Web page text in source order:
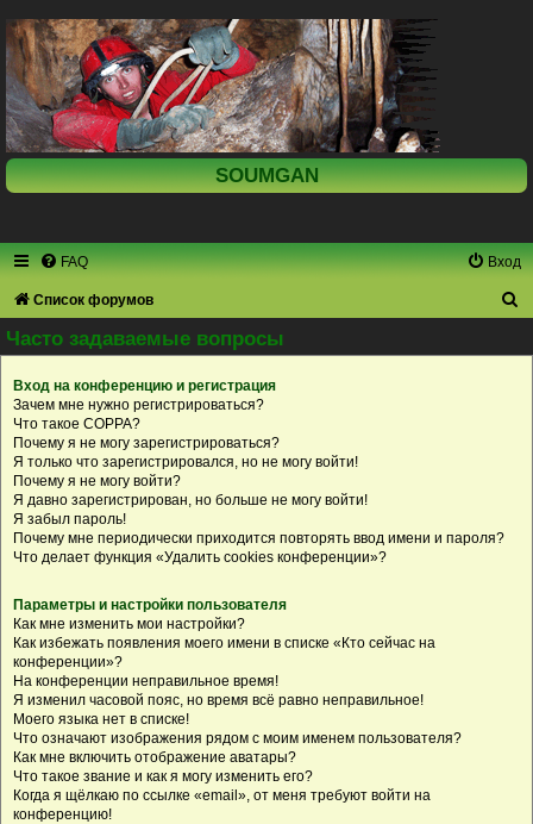
SOUMGAN
FAQ Вход
Список форумов
и
Часто задаваемые вопросы
Вход на конференцию и регистрация
Зачем мне нужно регистрироваться?
Что такое COPPA?
Почему я не могу зарегистрироваться?
Я только что зарегистрировался, но не могу войти!
Почему я не могу войти?
Я давно зарегистрирован, но больше не могу войти!
Я забыл пароль!
Почему мне периодически приходится повторять ввод имени и пароля?
Что делает функция «Удалить cookies конференции»?
Параметры и настройки пользователя
Как мне изменить мои настройки?
Как избежать появления моего имени в списке «Кто сейчас на
конференции»?
На конференции неправильное время!
Я изменил часовой пояс, но время всё равно неправильное!
Моего языка нет в списке!
Что означают изображения рядом с моим именем пользователя?
Как мне включить отображение аватары?
Что такое звание и как я могу изменить его?
Когда я щёлкаю по ссылке «email», от меня требуют войти на
конференцию!